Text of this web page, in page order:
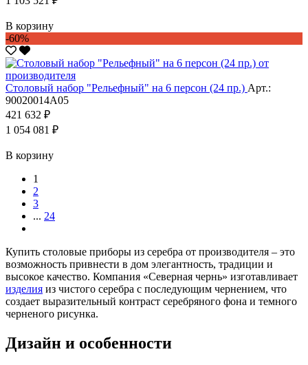
В корзину
-60%
Столовый набор "Рельефный" на 6 персон (24 пр.) Арт.:
90020014А05
421 632 ₽
1 054 081 ₽
В корзину
1
2
3
... 24
Купить столовые приборы из серебра от производителя – это
возможность привнести в дом элегантность, традиции и
высокое качество. Компания «Северная чернь» изготавливает
изделия из чистого серебра с последующим чернением, что
создает выразительный контраст серебряного фона и темного
черненого рисунка.
Дизайн и особенности